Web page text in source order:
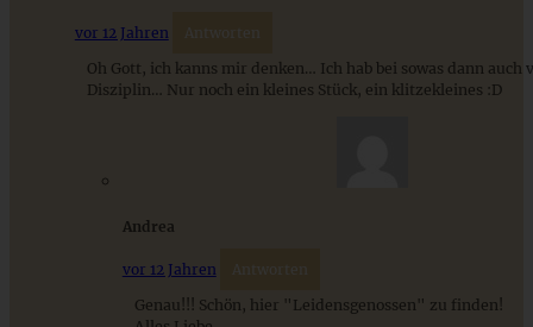
vor 12 Jahren Antworten
Oh Gott, ich kanns mir denken… Ich hab bei sowas dann auch
Disziplin… Nur noch ein kleines Stück, ein klitzekleines :D
Andrea
vor 12 Jahren Antworten
Genau!!! Schön, hier "Leidensgenossen" zu finden!